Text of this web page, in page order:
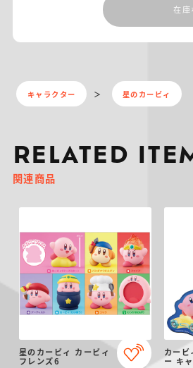
在庫
キャラクター 星のカービィ
RELATED
関連商品
星のカービィ カービィ
フレンズ6
カービ
ー キ